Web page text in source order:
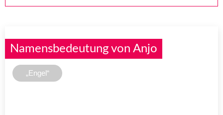
Namensbedeutung von Anjo
„Engel“